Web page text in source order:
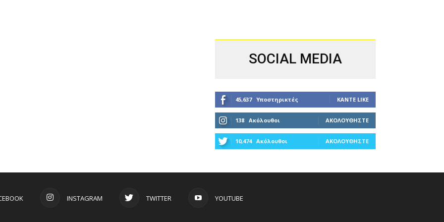
SOCIAL MEDIA
45,637 Υποστηρικτές ΚΆΝΤΕ LIKE
138 Ακόλουθοι ΑΚΟΛΟΥΘΉΣΤΕ
10,474 Ακόλουθοι ΑΚΟΛΟΥΘΉΣΤΕ
INSTAGRAM TWITTER YOUTUBE